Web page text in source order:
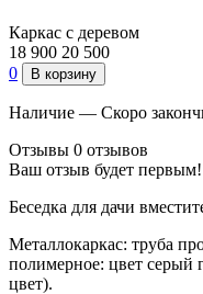
Каркас с деревом
18 900 20 500
0
В корзину
Наличие — Скоро
Отзывы 0 отзывов
Ваш отзыв будет первым!
Беседка для дачи
Металлокаркас: труба
полимерное: цвет серый
цвет).